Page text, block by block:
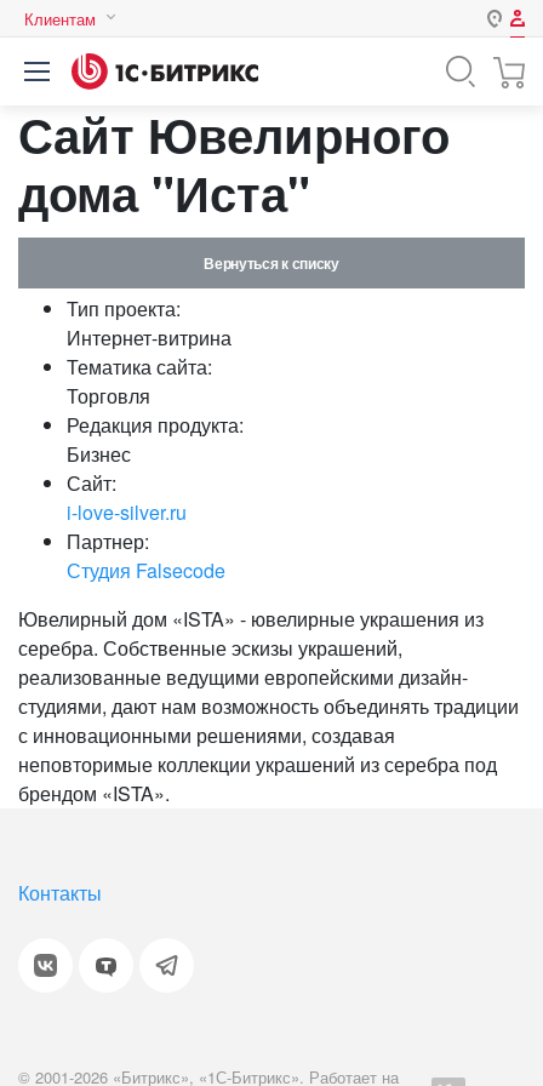
Клиентам
Казахстан
Авторизация
Логин
Пароль
Сайт Ювелирного
дома "Иста"
Вернуться к списку
Тип проекта:
Интернет-витрина
Тематика сайта:
Торговля
Редакция продукта:
Бизнес
Сайт:
i-love-silver.ru
Партнер:
Студия Falsecode
Ювелирный дом «ISTA» - ювелирные украшения из
серебра. Собственные эскизы украшений,
реализованные ведущими европейскими дизайн-
студиями, дают нам возможность объединять традиции
с инновационными решениями, создавая
неповторимые коллекции украшений из серебра под
брендом «ISTA».
Контакты
© 2001-2026 «Битрикс», «1С-Битрикс». Работает на